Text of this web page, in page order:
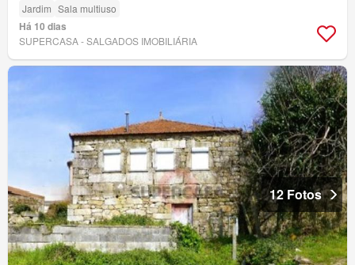
Jardim Sala multiuso
Há 10 dias
SUPERCASA - SALGADOS IMOBILIÁRIA
12 Fotos